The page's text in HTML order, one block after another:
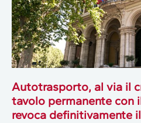
Autotrasporto, al via il
tavolo permanente con
revoca definitivamente